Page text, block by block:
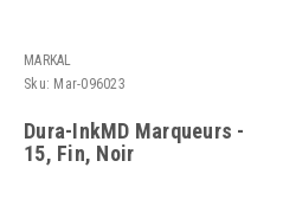
MARKAL
Sku: Mar-096023
Dura-InkMD Marqueurs -
15, Fin, Noir